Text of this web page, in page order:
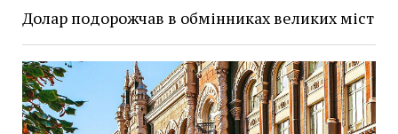
Долар подорожчав в обмінниках великих міст